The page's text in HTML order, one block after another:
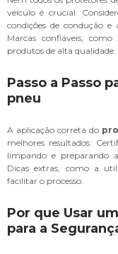
veículo é crucial.
condições de condução e
Marcas confiáveis, como
produtos de alta qualidade.
Passo a Passo
pneu
A aplicação correta do
melhores resultados.
limpando e preparando
Dicas extras, como a
facilitar o processo.
Por que Usar
para a